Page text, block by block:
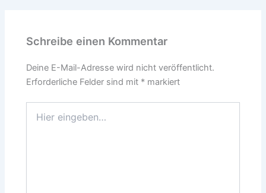
Schreibe einen Kommentar
Deine E-Mail-Adresse wird nicht veröffentlicht.
Erforderliche Felder sind mit * markiert
eingeben…